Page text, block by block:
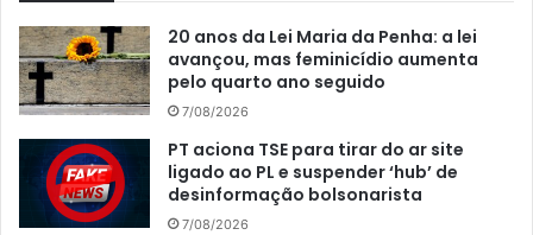
20 anos da Lei Maria da Penha: a lei
avançou, mas feminicídio aumenta
pelo quarto ano seguido
7/08/2026
PT aciona TSE para tirar do ar site
ligado ao PL e suspender ‘hub’ de
desinformação bolsonarista
7/08/2026